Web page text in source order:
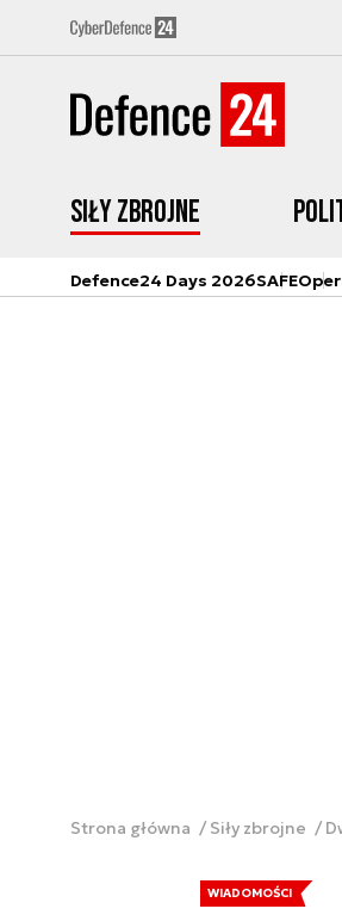
Siły zbrojne
Defence24 Days 2026SAFE
Strona główna Siły zbrojne
WIADOMOŚCI